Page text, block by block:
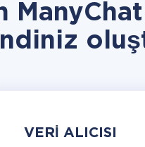
VERI ALICISI